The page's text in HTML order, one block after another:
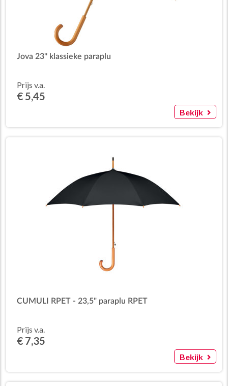
Jova 23'' klassieke paraplu
Prijs v.a.
€ 5,45
Bekijk
CUMULI RPET - 23,5" paraplu RPET
Prijs v.a.
€ 7,35
Bekijk